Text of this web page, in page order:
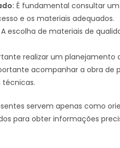
É fundamental consultar
e os materiais adequados.
A escolha de materiais de
realizar um
acompanhar a obra de
servem apenas como
para obter informações